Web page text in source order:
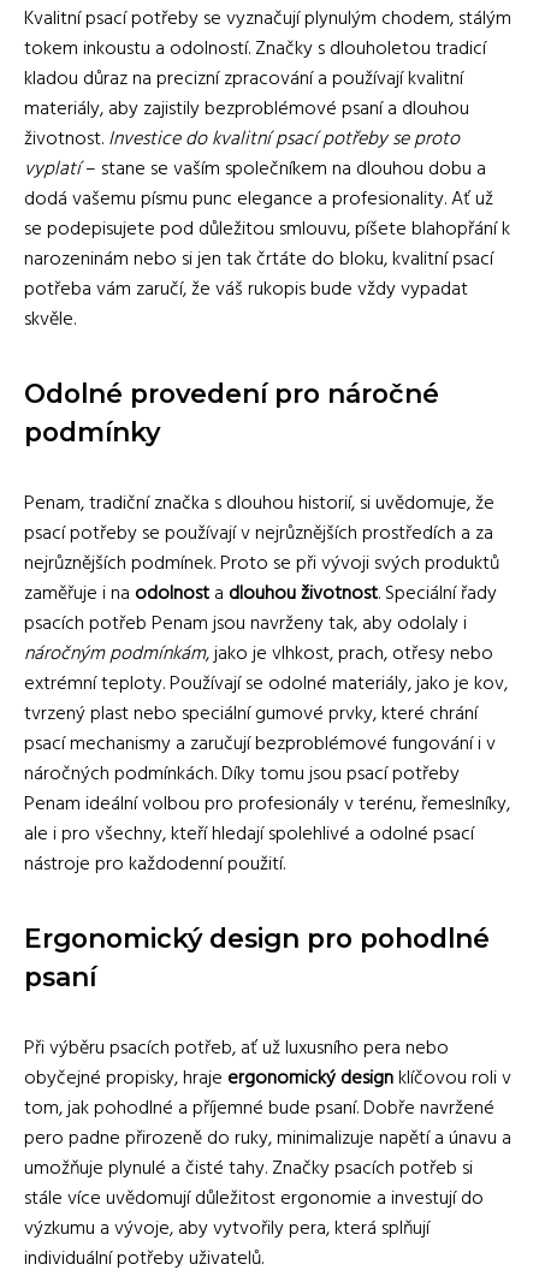
Kvalitní psací potřeby se vyznačují plynulým chodem, stálým
tokem inkoustu a odolností. Značky s dlouholetou tradicí
kladou důraz na precizní zpracování a používají kvalitní
materiály, aby zajistily bezproblémové psaní a dlouhou
životnost.Investice do kvalitní psací potřeby se proto
vyplatí– stane se vaším společníkem na dlouhou dobu a
dodá vašemu písmu punc elegance a profesionality. Ať už
se podepisujete pod důležitou smlouvu, píšete blahopřání k
narozeninám nebo si jen tak črtáte do bloku, kvalitní psací
potřeba vám zaručí, že váš rukopis bude vždy vypadat
skvěle.
Odolné provedení pro náročné
podmínky
Penam, tradiční značka s dlouhou historií, si uvědomuje, že
psací potřeby se používají v nejrůznějších prostředích a za
nejrůznějších podmínek. Proto se při vývoji svých produktů
zaměřuje i na odolnosta dlouhou životnost. Speciální řady
psacích potřeb Penam jsou navrženy tak, aby odolaly i
náročným podmínkám, jako je vlhkost, prach, otřesy nebo
extrémní teploty. Používají se odolné materiály, jako je kov,
tvrzený plast nebo speciální gumové prvky, které chrání
psací mechanismy a zaručují bezproblémové fungování i v
náročných podmínkách. Díky tomu jsou psací potřeby
Penam ideální volbou pro profesionály v terénu, řemeslníky,
ale i pro všechny, kteří hledají spolehlivé a odolné psací
nástroje pro každodenní použití.
Ergonomický design pro pohodlné
psaní
Při výběru psacích potřeb, ať už luxusního pera nebo
obyčejné propisky, hraje ergonomický designklíčovou roli v
tom, jak pohodlné a příjemné bude psaní. Dobře navržené
pero padne přirozeně do ruky, minimalizuje napětí a únavu a
umožňuje plynulé a čisté tahy. Značky psacích potřeb si
stále více uvědomují důležitost ergonomie a investují do
výzkumu a vývoje, aby vytvořily pera, která splňují
individuální potřeby uživatelů.